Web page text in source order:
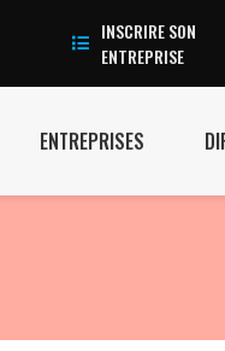
INSCRIRE SON
ENTREPRISE
ENTREPRISES